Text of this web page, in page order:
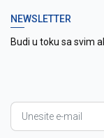
NEWSLETTER
Budi u toku sa svim